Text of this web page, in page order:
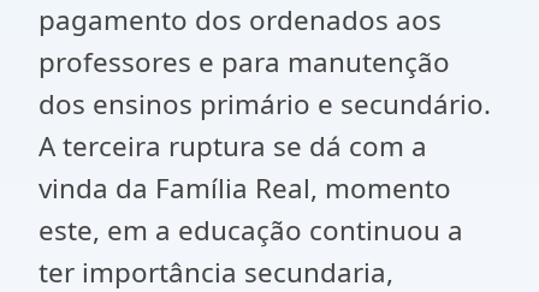
pagamento dos ordenados aos
professores e para manutenção
dos ensinos primário e secundário.
A terceira ruptura se dá com a
vinda da Família Real, momento
este, em a educação continuou a
ter importância secundaria,